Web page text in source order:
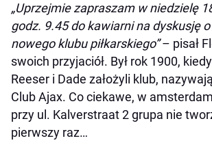
„Uprzejmie zapraszam w niedzielę
godz. 9.45 do kawiarni na dyskusję o
nowego klubu piłkarskiego”– pisał
swoich przyjaciół. Był rok 1900,
Reeser i Dade założyli klub,
Club Ajax. Co ciekawe, w
przy ul. Kalverstraat 2 grupa nie
pierwszy raz…